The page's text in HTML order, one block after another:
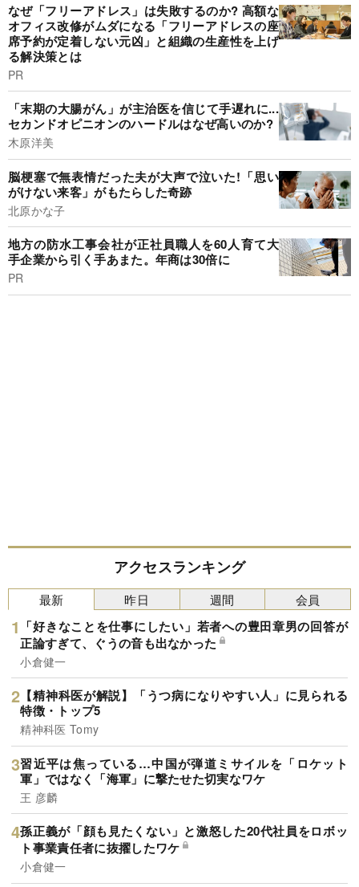
なぜ「フリーアドレス」は失敗するのか? 高額な
オフィス改修がムダになる「フリーアドレスの座
席予約が定着しない元凶」と組織の生産性を上げ
る解決策とは
PR
「末期の大腸がん」が主治医を信じて手遅れに...
セカンドオピニオンのハードルはなぜ高いのか?
木原洋美
脳梗塞で無表情だった夫が大声で泣いた!「思い
がけない来客」がもたらした奇跡
北原かな子
地方の防水工事会社が正社員職人を60人育て大
手企業から引く手あまた。年商は30倍に
PR
アクセスランキング
最新
「好きなことを仕事にしたい」若者への豊田章男の回答が
正論すぎて、ぐうの音も出なかった
小倉健一
【精神科医が解説】「うつ病になりやすい人」に見られる
特徴・トップ5
精神科医 Tomy
習近平は焦っている…中国が弾道ミサイルを「ロケット
軍」ではなく「海軍」に撃たせた切実なワケ
王 彦麟
孫正義が「顔も見たくない」と激怒した20代社員をロボッ
ト事業責任者に抜擢したワケ
小倉健一
昨日 週間 会員